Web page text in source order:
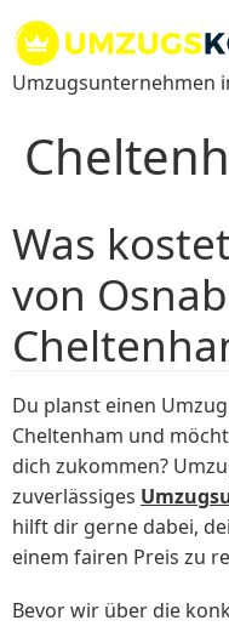
Inhalt
springen
Umzugsunternehmen
Was
von
Du planst einen
Cheltenham und
dich zukommen?
zuverlässiges
hilft dir gerne dabei,
einem fairen Preis zu
Bevor wir über die